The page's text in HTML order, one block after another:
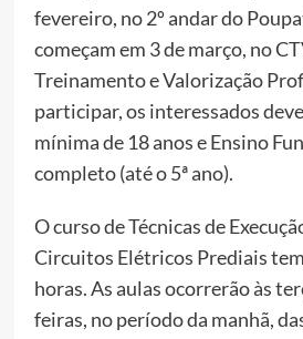
fevereiro, no 2º andar do
começam em 3 de março, no
Treinamento e Valorização
participar, os interessados
mínima de 18 anos e Ensino
completo (até o 5ª ano).
O curso de Técnicas de
Circuitos Elétricos Prediais
horas. As aulas ocorrerão às
feiras, no período da manhã,